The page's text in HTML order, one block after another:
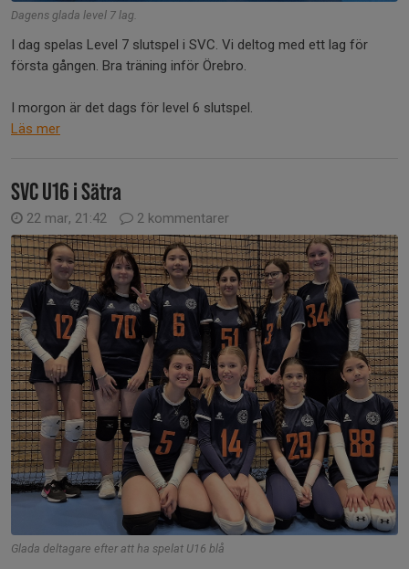
Dagens glada level 7 lag.
I dag spelas Level 7 slutspel i SVC. Vi deltog med ett lag för
första gången. Bra träning inför Örebro.
I morgon är det dags för level 6 slutspel.
Läs mer
SVC U16 i Sätra
22 mar, 21:42 2 kommentarer
Glada deltagare efter att ha spelat U16 blå